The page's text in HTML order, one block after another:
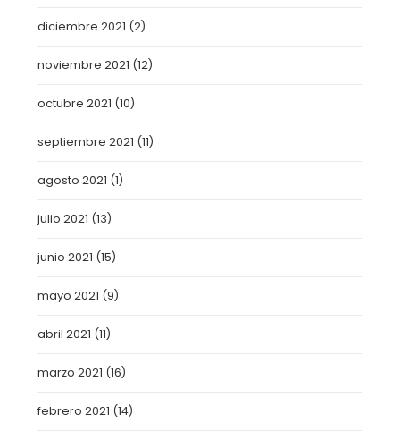
diciembre 2021 (2)
noviembre 2021 (12)
octubre 2021 (10)
septiembre 2021 (11)
agosto 2021 (1)
julio 2021 (13)
junio 2021 (15)
mayo 2021 (9)
abril 2021 (11)
marzo 2021 (16)
febrero 2021 (14)